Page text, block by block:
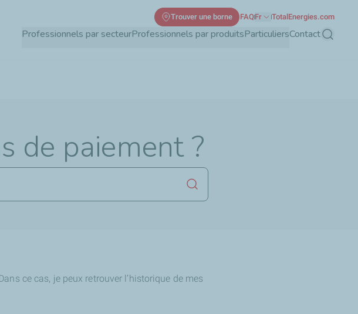
Professionnels par secteurProfessionnels par produitsParticuliersContact
Trouver une borne FAQFr TotalEnergies.com
de paiement ?
Lancer la recherche
ce cas, je peux retrouver l’historique de mes